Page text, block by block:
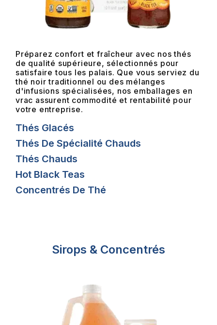
Préparez confort et fraîcheur avec nos thés
de qualité supérieure, sélectionnés pour
satisfaire tous les palais. Que vous serviez du
thé noir traditionnel ou des mélanges
d'infusions spécialisées, nos emballages en
vrac assurent commodité et rentabilité pour
votre entreprise.
Thés Glacés
Thés De Spécialité Chauds
Thés Chauds
Hot Black Teas
Concentrés De Thé
Sirops & Concentrés